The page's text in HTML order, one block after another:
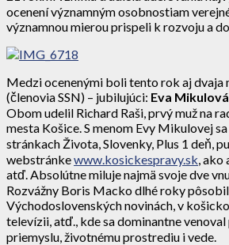
ocenení významným osobnostiam
významnou mierou prispeli k rozvoju a
Medzi ocenenými boli tento rok aj dvaja
(členovia SSN) – jubilujúci: Eva
Obom udelil Richard Raši, prvý muž na
mesta Košice. S menom Evy Mikulovej
stránkach Života, Slovenky, Plus 1 deň,
webstránkewww.kosickespravy.sk ,
atď. Absolútne miluje najmä svoje dve
Rozvážny Boris Macko dlhé roky
Východoslovenských novinách, v
televízii, atď., kde sa dominantne
priemyslu, životnému prostrediu i vede.